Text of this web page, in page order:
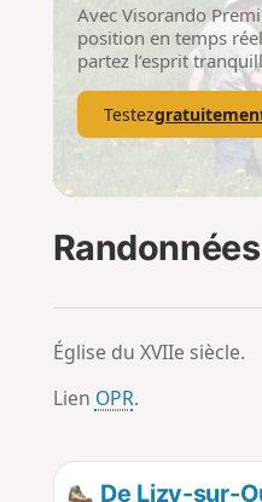
Avec Visorando
position en temps
partez l’esprit
Testez
Église du XVIIe siècle.
Lien OPR.
De Lizy-sur-